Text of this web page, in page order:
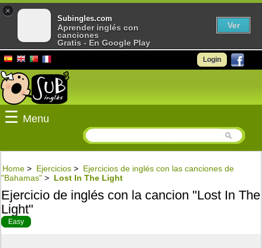
Login
☰ Menu
Home > Ejercicios > Ejercicios de inglés con las canciones de
"Bahamas" > Lost In The Light
Ejercicio de inglés con la cancion "Lost In The
Light"
Easy
×
Subingles.com
Aprender inglés con
canciones
Gratis - En Google Play
Ver